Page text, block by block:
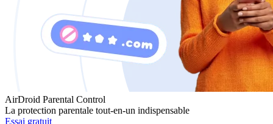
AirDroid Parental Control
La protection parentale tout-en-un indispensable
Essai gratuit